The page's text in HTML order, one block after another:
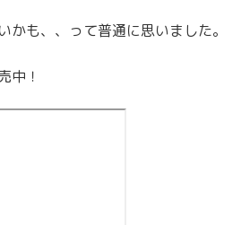
かも、、って普通に思いました。
中！